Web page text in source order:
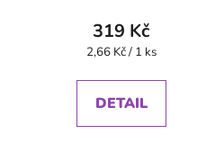
319 Kč
Měrná
2,66 Kč / 1 ks
DETAIL